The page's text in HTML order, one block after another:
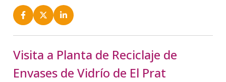
Visita a Planta de Reciclaje de
Envases de Vidrío de El Prat